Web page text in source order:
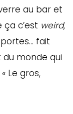
au bar et
ça c’est weird,
fait
du monde qui
Le gros,